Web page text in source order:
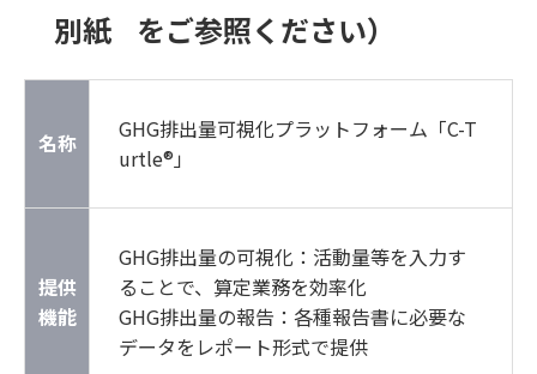
別紙
をご参照ください）
名称
GHG排出量可視化プラットフォーム「C-T
urtle®」
提供
機能
GHG排出量の可視化：活動量等を入力す
ることで、算定業務を効率化
GHG排出量の報告：各種報告書に必要な
データをレポート形式で提供